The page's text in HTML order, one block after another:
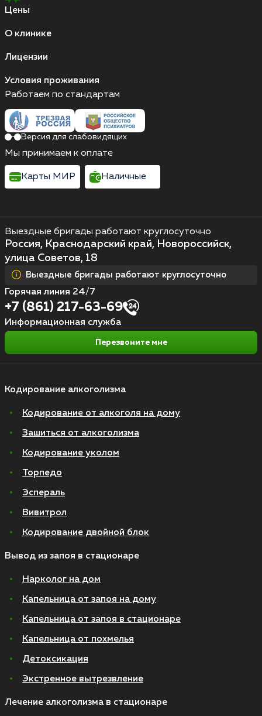
Цены
О клинике
Лицензии
Условия проживания
Кодирование алкоголизма
Кодирование от алкоголя на дому
Зашиться от алкоголизма
Кодирование уколом
Торпедо
Эспераль
Вивитрол
Кодирование двойной блок
Вывод из запоя в стационаре
Нарколог на дом
Капельница от запоя на дому
Капельница от запоя в стационаре
Капельница от похмелья
Детоксикация
Экстренное вытрезвление
Лечение алкоголизма в стационаре
Выездные бригады работают круглосуточно
Россия, Краснодарский край, Новороссийск,
улица Советов, 18
Выездные бригады работают круглосуточно
Горячая линия 24/7
+7 (861) 217-63-69
Информационная служба
Перезвоните мне
Работаем по стандартам
Версия для слабовидящих
Мы принимаем к оплате
Карты МИР Наличные